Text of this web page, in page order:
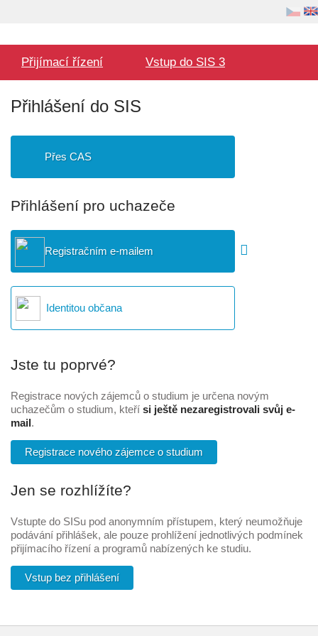
menuPřijímací řízení Vstup do SIS 3
Přihlášení do SIS
Přes CAS
Přihlášení pro uchazeče
Registračním e-mailem
Identitou občana
Jste tu poprvé?
Registrace nových zájemců o studium je určena novým
uchazečům o studium, kteří si ještě nezaregistrovali svůj e-
mail.
Registrace nového zájemce o studium
Jen se rozhlížíte?
Vstupte do SISu pod anonymním přístupem, který neumožňuje
podávání přihlášek, ale pouze prohlížení jednotlivých podmínek
přijímacího řízení a programů nabízených ke studiu.
Vstup bez přihlášení